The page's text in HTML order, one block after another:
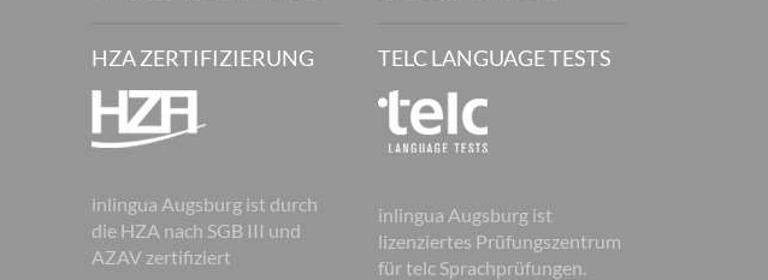
HZA ZERTIFIZIERUNG
inlingua Augsburg ist durch
die HZA nach SGB III und
AZAV zertifiziert
TELC LANGUAGE TESTS
inlingua Augsburg ist
lizenziertes Prüfungszentrum
für telc Sprachprüfungen.